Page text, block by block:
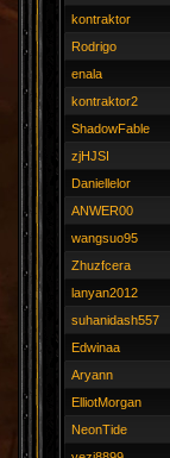
kontraktor
Rodrigo
enala
kontraktor2
ShadowFable
zjHJSI
Daniellelor
ANWER00
wangsuo95
Zhuzfcera
lanyan2012
suhanidash557
Edwinaa
Aryann
ElliotMorgan
NeonTide